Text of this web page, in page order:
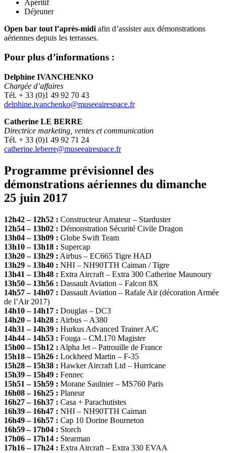
Apéritif
Déjeuner
Open bar tout l’après-midi afin d’assister aux démonstrations
aériennes depuis les terrasses.
Pour plus d’informations :
Delphine IVANCHENKO
Chargée d’affaires
Tél. + 33 (0)1 49 92 70 43
delphine.ivanchenko@museeairespace.fr
Catherine LE BERRE
Directrice marketing, ventes et communication
Tél. + 33 (0)1 49 92 71 24
catherine.leberre@museeairespace.fr
Programme prévisionnel des
démonstrations aériennes du dimanche
25 juin 2017
12h42 – 12h52 : Constructeur Amateur – Starduster
12h54 – 13h02 : Démonstration Sécurité Civile Dragon
13h04 – 13h09 : Globe Swift Team
13h10 – 13h18 : Supercap
13h20 – 13h29 : Airbus – EC665 Tigre HAD
13h29 – 13h40 : NHI – NH90TTH Caiman / Tigre
13h41 – 13h48 : Extra Aircraft – Extra 300 Catherine Maunoury
13h50 – 13h56 : Dassault Aviation – Falcon 8X
14h57 – 14h07 : Dassault Aviation – Rafale Air (décoration Armée
de l’Air 2017)
14h10 – 14h17 : Douglas – DC3
14h20 – 14h28 : Airbus – A380
14h31 – 14h39 : Hurkus Advanced Trainer A/C
14h44 – 14h53 : Fouga – CM.170 Magister
15h00 – 15h12 : Alpha Jet – Patrouille de France
15h18 – 15h26 : Lockheed Martin – F-35
15h28 – 15h38 : Hawker Aircraft Ltd – Hurricane
15h39 – 15h49 : Fennec
15h51 – 15h59 : Morane Saulnier – MS760 Paris
16h08 – 16h25 : Planeur
16h27 – 16h37 : Casa + Parachutistes
16h39 – 16h47 : NHI – NH90TTH Caiman
16h49 – 16h57 : Cap 10 Dorine Bourneton
16h59 – 17h04 : Storch
17h06 – 17h14 : Stearman
17h16 – 17h24 : Extra Aircraft – Extra 330 EVAA